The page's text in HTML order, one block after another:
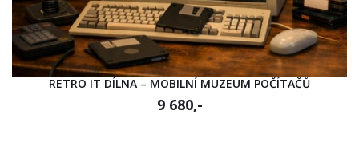
RETRO IT DÍLNA – MOBILNÍ MUZEUM POČÍTAČŮ
9 680,-